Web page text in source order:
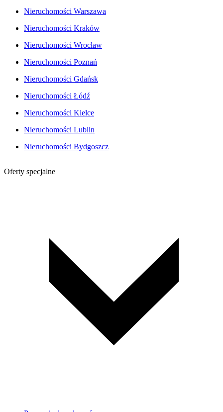
Nieruchomości Warszawa
Nieruchomości Kraków
Nieruchomości Wrocław
Nieruchomości Poznań
Nieruchomości Gdańsk
Nieruchomości Łódź
Nieruchomości Kielce
Nieruchomości Lublin
Nieruchomości Bydgoszcz
Oferty specjalne